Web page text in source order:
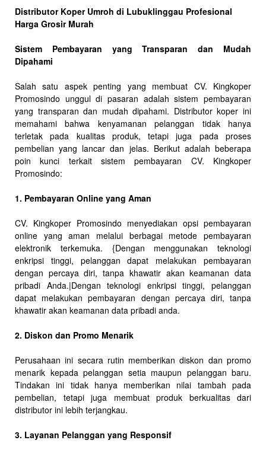
Distributor Koper Umroh di Lubuklinggau Profesional
Harga Grosir Murah
Sistem Pembayaran yang Transparan dan Mudah
Dipahami
Salah satu aspek penting yang membuat CV. Kingkoper
Promosindo unggul di pasaran adalah sistem pembayaran
yang transparan dan mudah dipahami. Distributor koper ini
memahami bahwa kenyamanan pelanggan tidak hanya
terletak pada kualitas produk, tetapi juga pada proses
pembelian yang lancar dan jelas. Berikut adalah beberapa
poin kunci terkait sistem pembayaran CV. Kingkoper
Promosindo:
1. Pembayaran Online yang Aman
CV. Kingkoper Promosindo menyediakan opsi pembayaran
online yang aman melalui berbagai metode pembayaran
elektronik terkemuka. {Dengan menggunakan teknologi
enkripsi tinggi, pelanggan dapat melakukan pembayaran
dengan percaya diri, tanpa khawatir akan keamanan data
pribadi Anda.|Dengan teknologi enkripsi tinggi, pelanggan
dapat melakukan pembayaran dengan percaya diri, tanpa
khawatir akan keamanan data pribadi anda.
2. Diskon dan Promo Menarik
Perusahaan ini secara rutin memberikan diskon dan promo
menarik kepada pelanggan setia maupun pelanggan baru.
Tindakan ini tidak hanya memberikan nilai tambah pada
pembelian, tetapi juga membuat produk berkualitas dari
distributor ini lebih terjangkau.
3. Layanan Pelanggan yang Responsif